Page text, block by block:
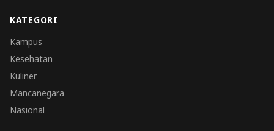
KATEGORI
Kampus
Kesehatan
Kuliner
Mancanegara
Nasional